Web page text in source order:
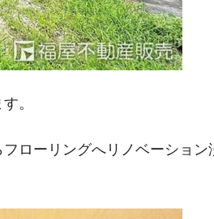
。
ローリングへリノベーション